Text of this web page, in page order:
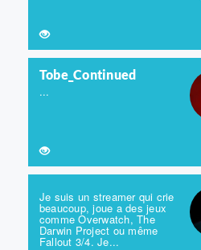
Tobe_Continued
...
Je suis un streamer qui crie
beaucoup, joue a des jeux
comme Overwatch, The
Darwin Project ou même
Fallout 3/4. Je...